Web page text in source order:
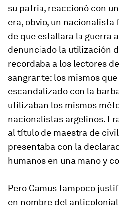
su patria, reaccionó con
era, obvio, un nacionalista
de que estallara la guerra
denunciado la utilización
recordaba a los lectores
sangrante: los mismos que
escandalizado con la
utilizaban los mismos
nacionalistas argelinos.
al título de maestra de
presentaba con la
humanos en una mano y
Pero Camus tampoco
en nombre del